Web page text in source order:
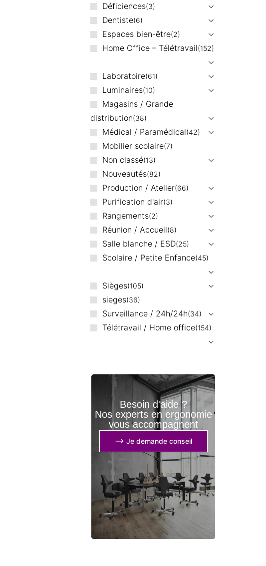
Déficiences 3
Dentiste 6
Espaces bien-être 2
Home Office – Télétravail 152
Laboratoire 61
Luminaires 10
Magasins / Grande
distribution 38
Médical / Paramédical 42
Mobilier scolaire 7
Non classé 13
Nouveautés 82
Production / Atelier 66
Purification d'air 3
Rangements 2
Réunion / Accueil 8
Salle blanche / ESD 25
Scolaire / Petite Enfance 45
Sièges 105
sieges 36
Surveillance / 24h/24h 34
Télétravail / Home office 154
Besoin d'aide ?
Nos experts en ergonomie
vous accompagnent
⟶ Je demande conseil